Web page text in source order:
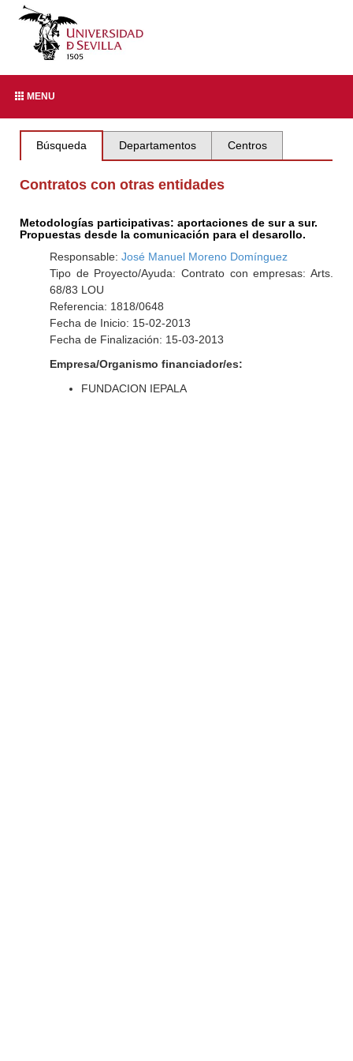
MENU
Búsqueda Departamentos Centros
Contratos con otras entidades
Metodologías participativas: aportaciones de sur a sur.
Propuestas desde la comunicación para el desarollo.
Responsable: José Manuel Moreno Domínguez
Tipo de Proyecto/Ayuda: Contrato con empresas: Arts.
68/83 LOU
Referencia: 1818/0648
Fecha de Inicio: 15-02-2013
Fecha de Finalización: 15-03-2013
Empresa/Organismo financiador/es:
FUNDACION IEPALA